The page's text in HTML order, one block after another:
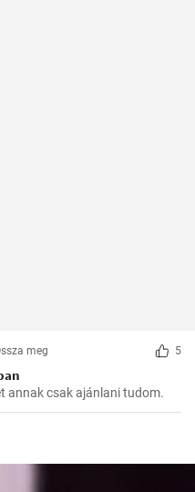
meg 5
annak csak ajánlani tudom.